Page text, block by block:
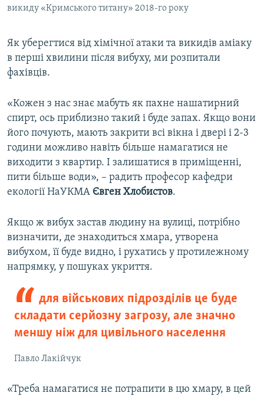
викиду «Кримського титану» 2018-го року
Як уберегтися від хімічної атаки та викидів аміаку
в перші хвилини після вибуху, ми розпитали
фахівців.
«Кожен з нас знає мабуть як пахне нашатирний
спирт, ось приблизно такий і буде запах. Якщо вони
його почують, мають закрити всі вікна і двері і 2-3
години можливо навіть більше намагатися не
виходити з квартир. І залишатися в приміщенні,
пити більше води», – радить професор кафедри
екології НаУКМА Євген Хлобистов.
Якщо ж вибух застав людину на вулиці, потрібно
визначити, де знаходиться хмара, утворена
вибухом, її буде видно, і рухатись у протилежному
напрямку, у пошуках укриття.
для військових підрозділів це буде
складати серйозну загрозу, але значно
меншу ніж для цивільного населення
Павло Лакійчук
«Треба намагатися не потрапити в цю хмару, в цей